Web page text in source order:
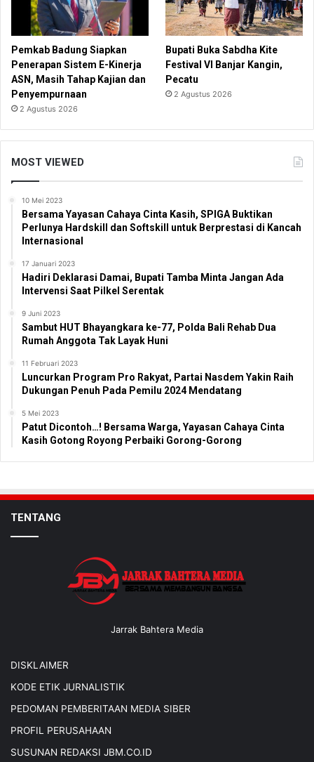
Pemkab Badung Siapkan
Penerapan Sistem E-Kinerja
ASN, Masih Tahap Kajian dan
Penyempurnaan
2 Agustus 2026
Bupati Buka Sabdha Kite
Festival VI Banjar Kangin,
Pecatu
2 Agustus 2026
MOST VIEWED
10 Mei 2023
Bersama Yayasan Cahaya Cinta Kasih, SPIGA Buktikan
Perlunya Hardskill dan Softskill untuk Berprestasi di Kancah
Internasional
17 Januari 2023
Hadiri Deklarasi Damai, Bupati Tamba Minta Jangan Ada
Intervensi Saat Pilkel Serentak
9 Juni 2023
Sambut HUT Bhayangkara ke-77, Polda Bali Rehab Dua
Rumah Anggota Tak Layak Huni
11 Februari 2023
Luncurkan Program Pro Rakyat, Partai Nasdem Yakin Raih
Dukungan Penuh Pada Pemilu 2024 Mendatang
5 Mei 2023
Patut Dicontoh…! Bersama Warga, Yayasan Cahaya Cinta
Kasih Gotong Royong Perbaiki Gorong-Gorong
TENTANG
Jarrak Bahtera Media
DISKLAIMER
KODE ETIK JURNALISTIK
PEDOMAN PEMBERITAAN MEDIA SIBER
PROFIL PERUSAHAAN
SUSUNAN REDAKSI JBM.CO.ID